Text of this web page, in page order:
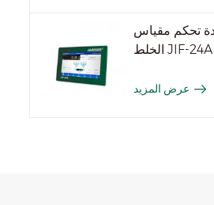
تحكم مقياس
الخلط JIF-24A
عرض المزيد